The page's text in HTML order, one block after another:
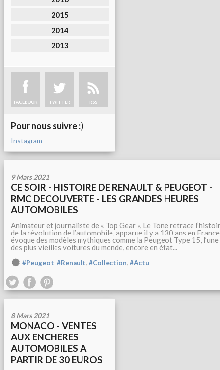
2015
2014
2013
FACEBOOK TWITTER RSS
Pour nous suivre :)
Instagram
9 Mars 2021
CE SOIR - HISTOIRE DE RENAULT & PEUGEOT -
RMC DECOUVERTE - LES GRANDES HEURES
AUTOMOBILES
Animateur et journaliste de « Top Gear », Le Tone retrace
de la révolution de l’automobile, apparue il y a 130 ans en
évoque des modèles mythiques comme la Peugeot Type 15, l’une
des plus vieilles voitures du monde, encore en état...
#Peugeot,#Renault,#Collection,#Actu
8 Mars 2021
MONACO - VENTES
AUX ENCHERES
AUTOMOBILES A
PARTIR DE 30 EUROS